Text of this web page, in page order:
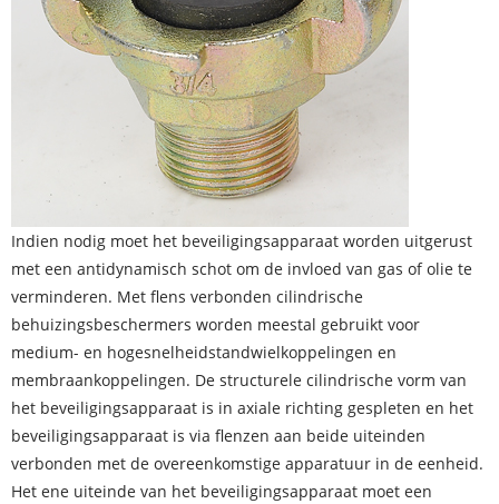
Indien nodig moet het beveiligingsapparaat worden uitgerust
met een antidynamisch schot om de invloed van gas of olie te
verminderen. Met flens verbonden cilindrische
behuizingsbeschermers worden meestal gebruikt voor
medium- en hogesnelheidstandwielkoppelingen en
membraankoppelingen. De structurele cilindrische vorm van
het beveiligingsapparaat is in axiale richting gespleten en het
beveiligingsapparaat is via flenzen aan beide uiteinden
verbonden met de overeenkomstige apparatuur in de eenheid.
Het ene uiteinde van het beveiligingsapparaat moet een